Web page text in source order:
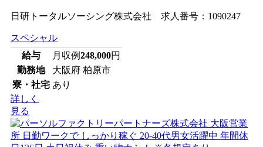
日研トータルソーシング株式会社 求人番号：1090247
スペシャル
給与
月収例248,000円
勤務地
大阪府 柏原市
寮・社宅 あり
詳しく
見る